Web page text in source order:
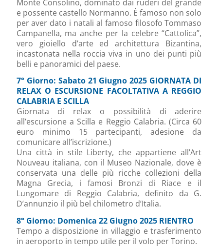
Monte Consolino, dominato dai ruderi del grande
e possente castello Normanno. È famoso non solo
per aver dato i natali al famoso filosofo Tommaso
Campanella, ma anche per la celebre “Cattolica”,
vero gioiello d’arte ed architettura Bizantina,
incastonata nella roccia viva in uno dei punti più
belli e panoramici del paese.
7° Giorno: Sabato 21 Giugno 2025 GIORNATA DI
RELAX O ESCURSIONE FACOLTATIVA A REGGIO
CALABRIA E SCILLA
Giornata di relax o possibilità di aderire
all’escursione a Scilla e Reggio Calabria. (Circa 60
euro minimo 15 partecipanti, adesione da
comunicare all’iscrizione.)
Una città in stile Liberty, che appartiene all’Art
Nouveau italiana, con il Museo Nazionale, dove è
conservata una delle più ricche collezioni della
Magna Grecia, i famosi Bronzi di Riace e il
Lungomare di Reggio Calabria, definito da G.
D’annunzio il più bel chilometro d’Italia.
8° Giorno: Domenica 22 Giugno 2025 RIENTRO
Tempo a disposizione in villaggio e trasferimento
in aeroporto in tempo utile per il volo per Torino.